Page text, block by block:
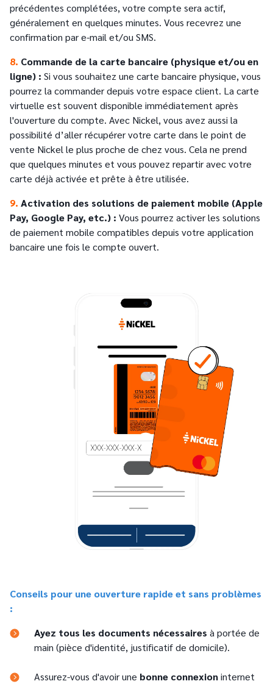
précédentes complétées, votre compte sera actif,
généralement en quelques minutes. Vous recevrez une
confirmation par e-mail et/ou SMS.
8. Commande de la carte bancaire (physique et/ou en
ligne) : Si vous souhaitez une carte bancaire physique, vous
pourrez la commander depuis votre espace client. La carte
virtuelle est souvent disponible immédiatement après
l'ouverture du compte. Avec Nickel, vous avez aussi la
possibilité d’aller récupérer votre carte dans le point de
vente Nickel le plus proche de chez vous. Cela ne prend
que quelques minutes et vous pouvez repartir avec votre
carte déjà activée et prête à être utilisée.
9. Activation des solutions de paiement mobile (Apple
Pay, Google Pay, etc.) : Vous pourrez activer les solutions
de paiement mobile compatibles depuis votre application
bancaire une fois le compte ouvert.
Conseils pour une ouverture rapide et sans problèmes
:
Ayez tous les documents nécessaires à portée de
main (pièce d'identité, justificatif de domicile).
Assurez-vous d'avoir une bonne connexioninternet